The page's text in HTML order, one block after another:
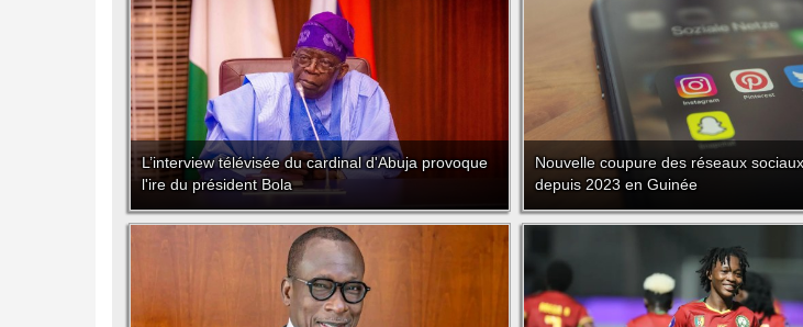
L’interview télévisée du cardinal d'Abuja provoque
l'ire du président Bola
Nouvelle coupure des réseaux
depuis 2023 en Guinée